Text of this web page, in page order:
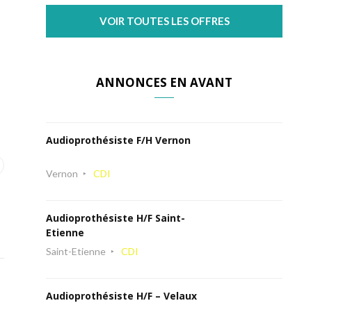
VOIR TOUTES LES OFFRES
ANNONCES EN AVANT
Audioprothésiste F/H Vernon
Vernon CDI
Audioprothésiste H/F Saint-
Etienne
Saint-Etienne CDI
Audioprothésiste H/F – Velaux